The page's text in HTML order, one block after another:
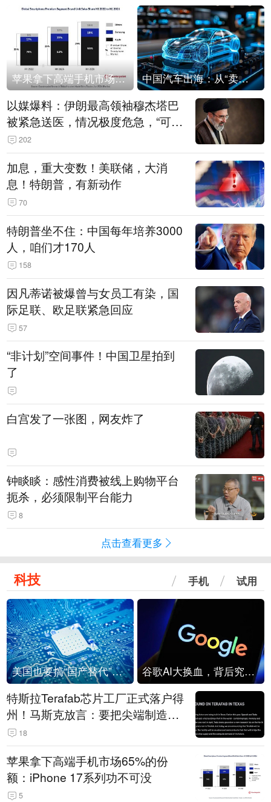
苹果拿下高端手机市场65%的份额：iPhone 17系列功不可没 中国汽车出海：从“卖出去”到“走进去”
以媒爆料：伊朗最高领袖穆杰塔巴
被紧急送医，情况极度危急，“可能
随时会死去”
202
加息，重大变数！美联储，大消
息！特朗普，有新动作
70
特朗普坐不住：中国每年培养3000
人，咱们才170人
158
因凡蒂诺被爆曾与女员工有染，国
际足联、欧足联紧急回应
57
“非计划”空间事件！中国卫星拍到
了
白宫发了一张图，网友炸了
钟睒睒：感性消费被线上购物平台
扼杀，必须限制平台能力
8
点击查看更多
科技 手机 试用
美国也要搞“国产替代”？先算清三笔账 谷歌AI大换血，背后究竟发生了什么？
特斯拉Terafab芯片工厂正式落户得
州！马斯克放言：要把尖端制造带
回美国
18
苹果拿下高端手机市场65%的份
额：iPhone 17系列功不可没
5